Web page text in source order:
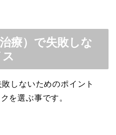
療）で失敗しな
しないためのポイント
を選ぶ事です。